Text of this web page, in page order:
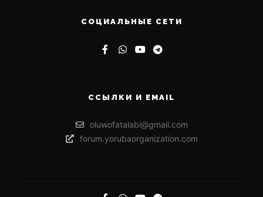
СОЦИАЛЬНЫЕ СЕТИ
ССЫЛКИ И EMAIL
oluwofatalabi@gmail.com
forum.yorubaorganization.com